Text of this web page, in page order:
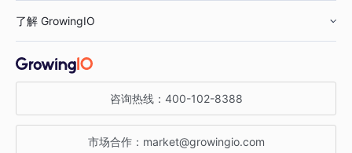
汽车行业
金融行业
智能运营
获客分析
增长公开课
增长博客
了解 GrowingIO
关于 GrowingIO
增长大会
咨询热线： 400-102-8388
市场合作： market@growingio.com